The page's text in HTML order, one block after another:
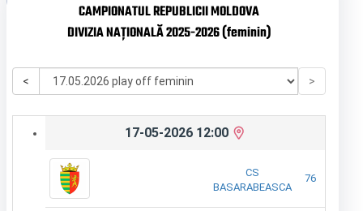
CAMPIONATUL REPUBLICII MOLDOVA
DIVIZIA NAȚIONALĂ 2025-2026 (feminin)
< >
17-05-2026 12:00
CS
BASARABEASCA
76